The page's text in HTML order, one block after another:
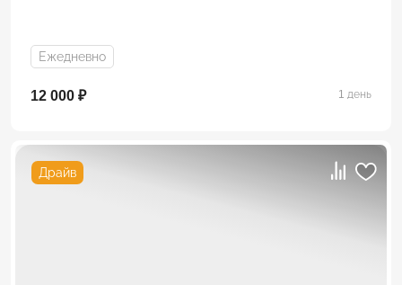
Ежедневно
12 000 ₽ 1 день
Драйв